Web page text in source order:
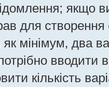
якщо
для
мінімум, два
вводити
кількість